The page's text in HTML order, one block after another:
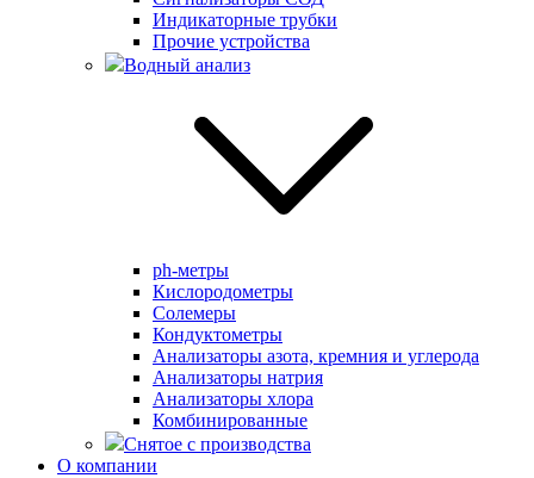
Индикаторные трубки
Прочие устройства
Водный анализ
ph-метры
Кислородометры
Солемеры
Кондуктометры
Анализаторы азота, кремния и углерода
Анализаторы натрия
Анализаторы хлора
Комбинированные
Снятое с производства
О компании